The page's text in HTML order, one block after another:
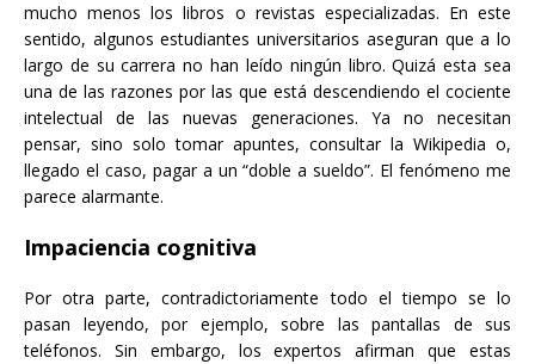
mucho menos los libros o revistas especializadas. En este
sentido, algunos estudiantes universitarios aseguran que a lo
largo de su carrera no han leído ningún libro. Quizá esta sea
una de las razones por las que está descendiendo el cociente
intelectual de las nuevas generaciones. Ya no necesitan
pensar, sino solo tomar apuntes, consultar la Wikipedia o,
llegado el caso, pagar a un “doble a sueldo”. El fenómeno me
parece alarmante.
Impaciencia cognitiva
Por otra parte, contradictoriamente todo el tiempo se lo
pasan leyendo, por ejemplo, sobre las pantallas de sus
teléfonos. Sin embargo, los expertos afirman que estas